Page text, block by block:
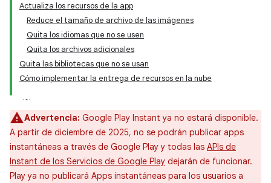
Actualiza los recursos de la app
Reduce el tamaño de archivo de las imágenes
Quita los idiomas que no se usen
Quita los archivos adicionales
Quita las bibliotecas que no se usan
Cómo implementar la entrega de recursos en la nube
Advertencia: Google Play Instant ya no estará disponible.
A partir de diciembre de 2025, no se podrán publicar apps
instantáneas a través de Google Play y todas las APIs de
Instant de los Servicios de Google Play dejarán de funcionar.
Play ya no publicará Apps instantáneas para los usuarios a